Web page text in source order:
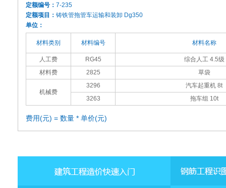
定额编号： 7-235
定额项目： 铸铁管拖管车运输和装卸 Dg350
单位：
材料类别 材料编号 材料名称
人工费 RG45
综合人工 4.5级
材料费
2825 草袋
机械费
3296
汽车起重机 8t
3263
拖车组 10t
费用(元) = 数量 * 单价(元)